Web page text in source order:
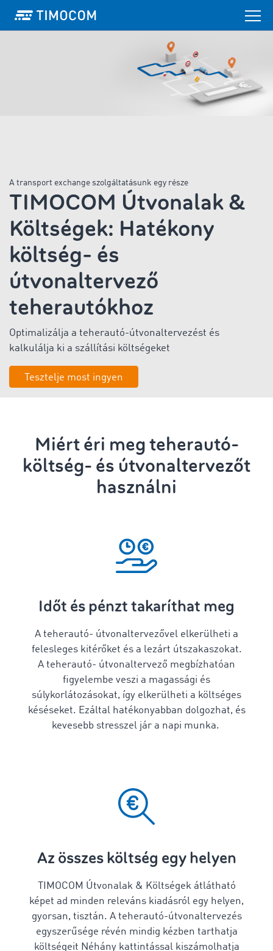
A transport exchange szolgáltatásunk egy része
TIMOCOM Útvonalak &
Költségek: Hatékony
költség- és
útvonaltervező
teherautókhoz
Optimalizálja a teherautó-útvonaltervezést és
kalkulálja ki a szállítási költségeket
Tesztelje most ingyen
Miért éri meg teherautó-
költség- és útvonaltervezőt
használni
Időt és pénzt takaríthat meg
A teherautó- útvonaltervezővel elkerülheti a
felesleges kitérőket és a lezárt útszakaszokat.
A teherautó- útvonaltervező megbízhatóan
figyelembe veszi a magassági és
súlykorlátozásokat, így elkerülheti a költséges
késéseket. Ezáltal hatékonyabban dolgozhat, és
kevesebb stresszel jár a napi munka.
Az összes költség egy helyen
TIMOCOM Útvonalak & Költségek átlátható
képet ad minden releváns kiadásról egy helyen,
gyorsan, tisztán. A teherautó-útvonaltervezés
egyszerűsége révén mindig kézben tarthatja
költségeit Néhány kattintással kiszámolhatja